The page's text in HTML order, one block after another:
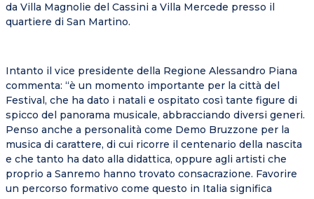
da Villa Magnolie del Cassini a Villa Mercede presso il
quartiere di San Martino.
Intanto il vice presidente della Regione Alessandro Piana
commenta: “è un momento importante per la città del
Festival, che ha dato i natali e ospitato così tante figure di
spicco del panorama musicale, abbracciando diversi generi.
Penso anche a personalità come Demo Bruzzone per la
musica di carattere, di cui ricorre il centenario della nascita
e che tanto ha dato alla didattica, oppure agli artisti che
proprio a Sanremo hanno trovato consacrazione. Favorire
un percorso formativo come questo in Italia significa